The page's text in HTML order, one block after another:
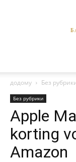
додому Без
Без рубрики
Apple
korting
Amazon